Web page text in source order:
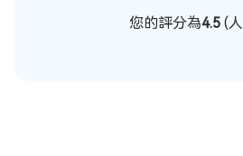
您的評分為4.5(